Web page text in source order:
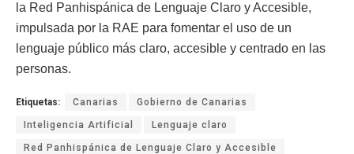
la Red Panhispánica de Lenguaje Claro y Accesible,
impulsada por la RAE para fomentar el uso de un
lenguaje público más claro, accesible y centrado en las
personas.
Etiquetas: Canarias Gobierno de Canarias
Inteligencia Artificial Lenguaje claro
Red Panhispánica de Lenguaje Claro y Accesible